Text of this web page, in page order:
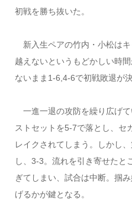
初戦を勝ち抜いた。
新入生ペアの竹内・小松は
越えないというもどかしい時
ないまま 1-6 4-6で初戦敗退が
一進一退の攻防を繰り広げ
ストセットを5-7で落とし、セ
レイクされてしまう。しかし
し、 3-3。流れを引き寄せたと
ぎてしまい、試合は中断。掴
げるかが鍵となる。